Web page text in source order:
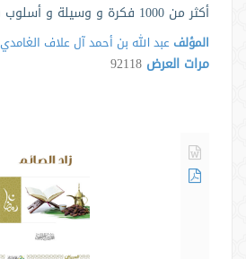
أكثر من 1000 فكرة و وسيلة و أسلوب في الدعوة إلى الله
المؤلف عبد الله بن أحمد آل علاف الغامدي
مرات العرض 92118